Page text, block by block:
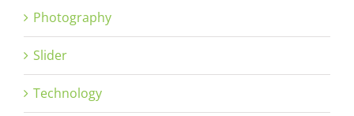
Photography
Slider
Technology